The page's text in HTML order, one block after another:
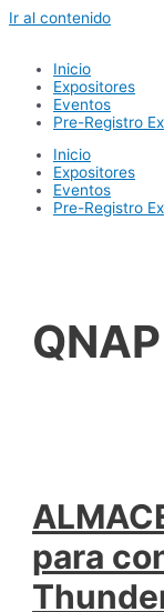
Ir al contenido
Inicio
Expositores
Eventos
Pre-Registro
Inicio
Expositores
Eventos
Pre-Registro
para